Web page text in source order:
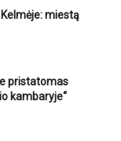
miestą
pristatomas
kambaryje“